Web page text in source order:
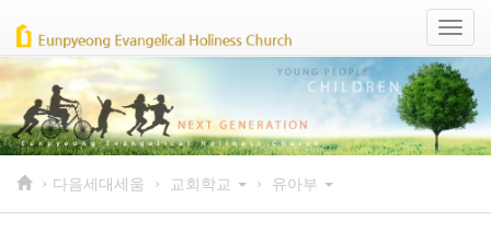
Toggle
› 다음세대세움 › 교회학교 › 유아부